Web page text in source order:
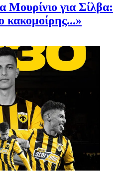
Μουρίνιο για Σίλβα:
κακομοίρης...»